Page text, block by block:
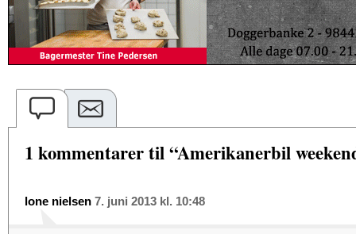
1 kommentarer til “Amerikanerbil
lone nielsen 7. juni 2013 kl. 10:48